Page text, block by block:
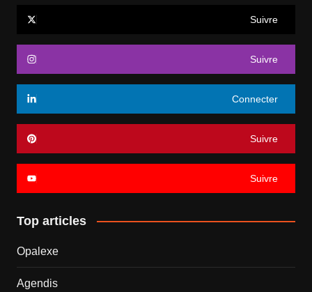
Suivre
Suivre
Connecter
Suivre
Suivre
Top articles
Opalexe
Agendis